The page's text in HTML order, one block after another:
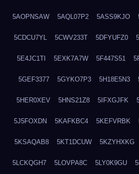
5AOPNSAW 5AQL07P2 5ASS9KJO
5CDCU7YL 5CWV233T 5DFYUFZ0
5E4JC1TI 5EXK7A7W 5F447S51
5GEF3377 5GYKO7P3 5H18E5N3
5HER0XEV 5HNS21Z8 5IFXGJFK
5J5FOXDN 5KAFKBC4 5KEFVRBK
5KSAQAB8 5KT1DCUW 5KZYHXKG
5LCKQGH7 5LOVPA8C 5LY0K9GU